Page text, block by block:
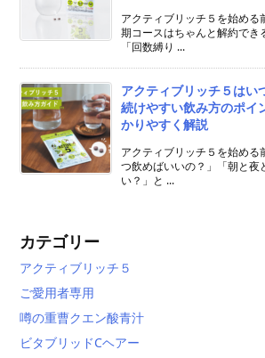
アクティブリッチ５を始める
期コースはちゃんと解約でき
「回数縛り ...
アクティブリッチ５はい
続けやすい飲み方のポイ
かりやすく解説
アクティブリッチ５を始める
つ飲めばいいの？」「朝と夜
い？」と ...
カテゴリー
アクティブリッチ５
ご愛用者専用
噂の重曹クエン酸青汁
ビタブリッドCヘアー